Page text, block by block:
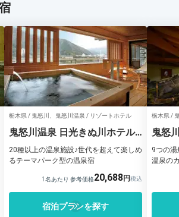
栃木県 / 鬼怒川、鬼怒川温泉 / リゾートホテル
鬼怒川温泉 日光きぬ川ホテル
三日月
20種以上の温泉施設♪世代を超えて楽しめ
るテーマパーク型の温泉宿
1名あたり 参考価格20,688
宿泊プランを探す
栃木県 /
鬼怒
9つの湯
温泉の